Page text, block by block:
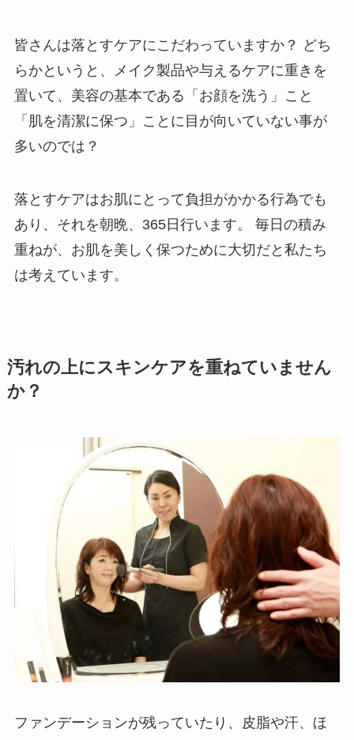
皆さんは落とすケアにこだわっていますか？ どち
らかというと、メイク製品や与えるケアに重きを
置いて、美容の基本である「お顔を洗う」こと
「肌を清潔に保つ」ことに目が向いていない事が
多いのでは？
落とすケアはお肌にとって負担がかかる行為でも
あり、それを朝晩、365日行います。 毎日の積み
重ねが、お肌を美しく保つために大切だと私たち
は考えています。
汚れの上にスキンケアを重ねていません
か？
ファンデーションが残っていたり、皮脂や汗、ほ